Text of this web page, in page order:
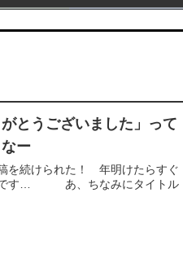
とうございました」って
ー
を続けられた！ 年明けたらすぐ
です… あ、ちなみにタイトル